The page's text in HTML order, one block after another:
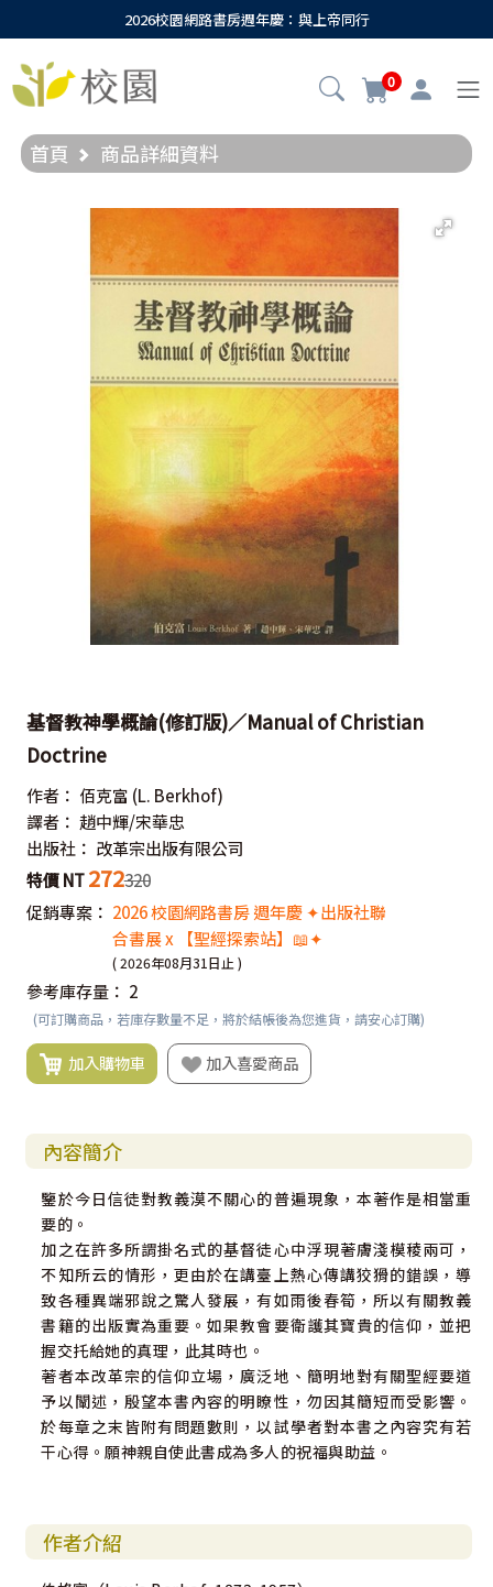
2026校園網路書房週年慶：與上帝同行
0
首頁 商品詳細資料
基督教神學概論(修訂版)／Manual of Christian
Doctrine
作者： 佰克富 (L. Berkhof)
譯者： 趙中輝/宋華忠
出版社： 改革宗出版有限公司
特價 NT 272320
促銷專案： 2026 校園網路書房 週年慶 ✦出版社聯
合書展 x 【聖經探索站】📖✦
( 2026年08月31日止 )
參考庫存量： 2
(可訂購商品，若庫存數量不足，將於結帳後為您進貨，請安心訂購)
加入購物車 加入喜愛商品
內容簡介
鑒於今日信徒對教義漠不關心的普遍現象，本著作是相當重
要的。
加之在許多所謂掛名式的基督徒心中浮現著膚淺模稜兩可，
不知所云的情形，更由於在講臺上熱心傳講狡猾的錯誤，導
致各種異端邪說之驚人發展，有如雨後春筍，所以有關教義
書籍的出版實為重要。如果教會要衛護其寶貴的信仰，並把
握交托給她的真理，此其時也。
著者本改革宗的信仰立場，廣泛地、簡明地對有關聖經要道
予以闡述，殷望本書內容的明瞭性，勿因其簡短而受影響。
於每章之末皆附有問題數則，以試學者對本書之內容究有若
干心得。願神親自使此書成為多人的祝福與助益。
作者介紹